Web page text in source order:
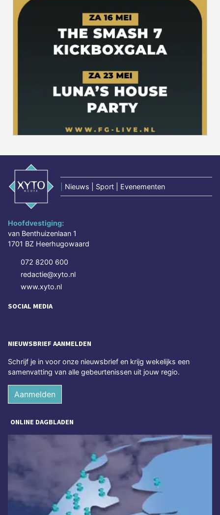
Nieuws | Sport | Evenementen
Hoofdvestiging:
van Benthuizenlaan 1
1701 BZ Heerhugowaard
072 8200 600
redactie@xyto.nl
www.xyto.nl
SOCIAL MEDIA
NIEUWSBRIEF AANMELDEN
Schrijf je in voor onze nieuwsbrief en krijg wekelijks een
samenvatting van alle gebeurtenissen uit jouw regio.
Aanmelden
ONLINE DAGBLADEN